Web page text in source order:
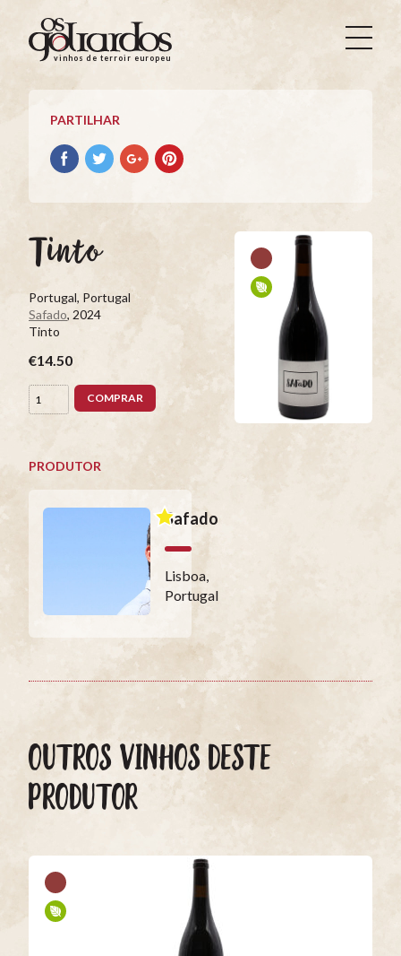
Os
Goliardos
Vinhos
Terroir
Europeus
vinhos de terroir europeus
PARTILHAR
Partilhar
no
Partilhar
no
Partilhar
no
Partilhar
no
Tinto
Portugal, Portugal
Safado, 2024
Tinto
€14.50
COMPRAR
PRODUTOR
Safado
Lisboa,
Portugal
OUTROS VINHOS DESTE
PRODUTOR